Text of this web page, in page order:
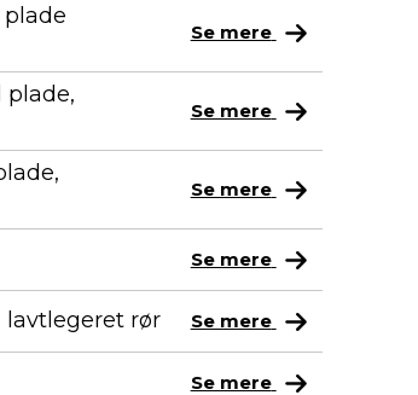
Se mere
plade,
Se mere
Se mere
Se mere
lavtlegeret rør Se mere
Se mere